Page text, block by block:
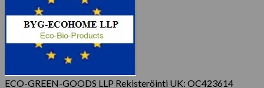
ECO-GREEN-GOODS LLP Rekisteröinti UK: OC423614